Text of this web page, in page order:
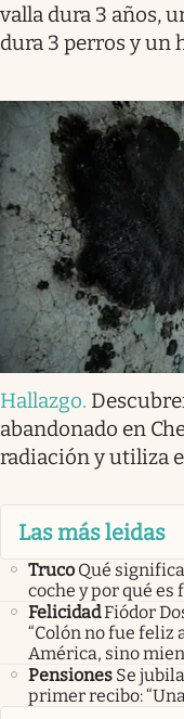
valla dura 3 años,
dura 3 perros y un
Hallazgo.
abandonado en
radiación y utiliza
Las más leidas
Truco Qué
coche y por qué
FelicidadFiódor
“Colón no fue feliz
América, sino
Pensiones Se
primer recibo: